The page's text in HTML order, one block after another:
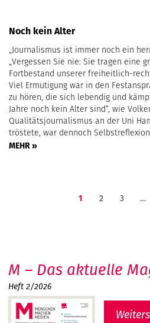
Noch kein Alter
„Journalismus ist immer noch ein
„Vergessen Sie nie: Sie tragen eine
Fortbestand unserer freiheitlich-
Viel Ermutigung war in den
zu hören, die sich lebendig und
Jahre noch kein Alter sind“, wie
Qualitätsjournalismus an der Uni
tröstete, war dennoch
MEHR »
1 2 3 …
M – Das aktuelle
Heft 2/2026